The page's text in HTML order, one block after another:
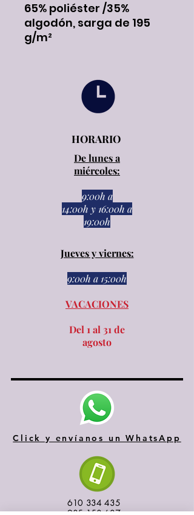
65% poliéster /35%
algodón, sarga de 195
g/m²
HORARIO
De lunes a
miércoles:
9:00h a
14:00h y 16:00h a
19:00h
Jueves y viernes:
9:00h a 15:00h​​
VACACIONES
Del 1 al 31 de
agosto
Click y envíanos un WhatsApp
610 334 435